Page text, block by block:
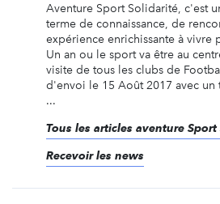
Aventure Sport Solidarité, c'est
terme de connaissance, de
expérience enrichissante à vivre
Un an ou le sport va être au
visite de tous les clubs de
d'envoi le 15 Août 2017 avec un
...
Tous les articles aventure
Recevoir les news